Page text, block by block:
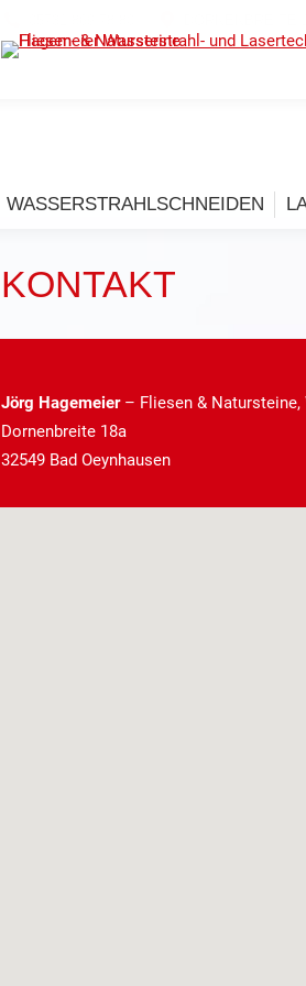
WASSERSTRAHLSCHNEIDEN
KONTAKT
Jörg Hagemeier– Fliesen & Natursteine,
Dornenbreite 18a
32549 Bad Oeynhausen